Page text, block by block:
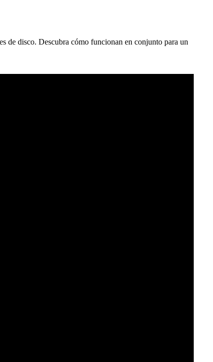
de disco. Descubra cómo funcionan en conjunto para un